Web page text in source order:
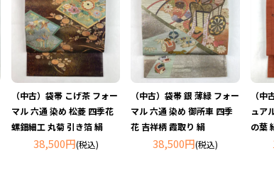
（中古）袋帯 こげ茶 フォー
マル 六通 染め 松菱 四季花
螺鈿細工 丸菊 引き箔 絹
38,500円(税込)
（中古）袋帯 銀 薄緑 フォー
マル 六通 染め 御所車 四季
花 吉祥柄 霞取り 絹
38,500円(税込)
（
ュア
の葉